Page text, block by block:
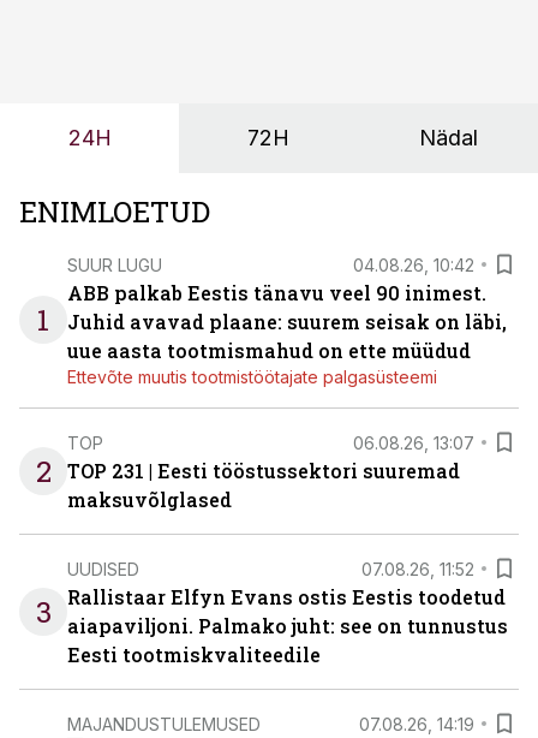
24H 72H Nädal
ENIMLOETUD
1
SUUR LUGU 04.08.26, 10:42
ABB palkab Eestis tänavu veel 90 inimest.
Juhid avavad plaane: suurem seisak on läbi,
uue aasta tootmismahud on ette müüdud
Ettevõte muutis tootmistöötajate palgasüsteemi
2
TOP 06.08.26, 13:07
TOP 231 | Eesti tööstussektori suuremad
maksuvõlglased
3
UUDISED 07.08.26, 11:52
Rallistaar Elfyn Evans ostis Eestis toodetud
aiapaviljoni. Palmako juht: see on tunnustus
Eesti tootmiskvaliteedile
MAJANDUSTULEMUSED 07.08.26, 14:19